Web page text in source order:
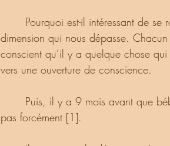
dimension qui nous dépasse.
conscient qu’il y a quelque chose
vers une ouverture de conscience.
pas forcément [1].